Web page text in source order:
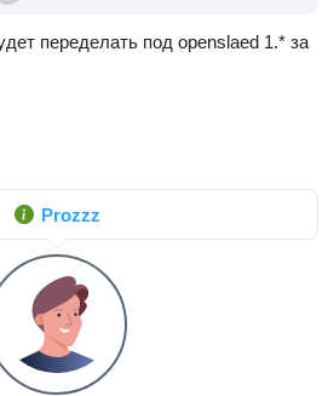
переделать под openslaed 1.* за
Prozzz